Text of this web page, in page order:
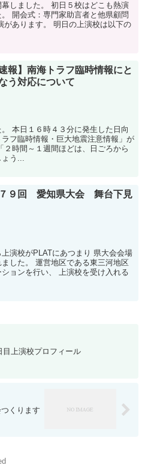
しました。 初日５校はどこも熱演
開会式：専門家助言者と他県顧問
があります。 明日の上演校は以下の
速報】南海トラフ臨時情報にと
う対応について
本日１６時４３分に発生した日向
フ臨時情報・巨大地震注意情報」が
時間～１週間ほどは、日ごろから
う...
９回 愛知県大会 舞台下見
演校がPLATにあつまり 県大会会場
した。 運営地区である東三河地区
ョンを行い、 上演校を受け入れる
目上演校プロフィール
つくります